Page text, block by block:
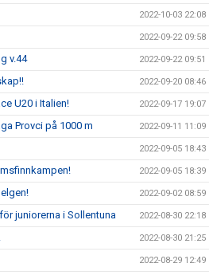
2022-10-03 22:08
2022-09-22 09:58
v.44 2022-09-22 09:51
2022-09-20 08:46
U20 i Italien! 2022-09-17 19:07
Provci på 1000 m 2022-09-11 11:09
2022-09-05 18:43
2022-09-05 18:39
2022-09-02 08:59
juniorerna i Sollentuna 2022-08-30 22:18
2022-08-30 21:25
2022-08-29 12:49